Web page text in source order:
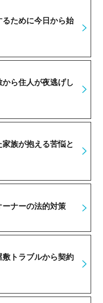
ために今日から始
ら住人が夜逃げし
族が抱える苦悩と
ナーの法的対策
トラブルから契約